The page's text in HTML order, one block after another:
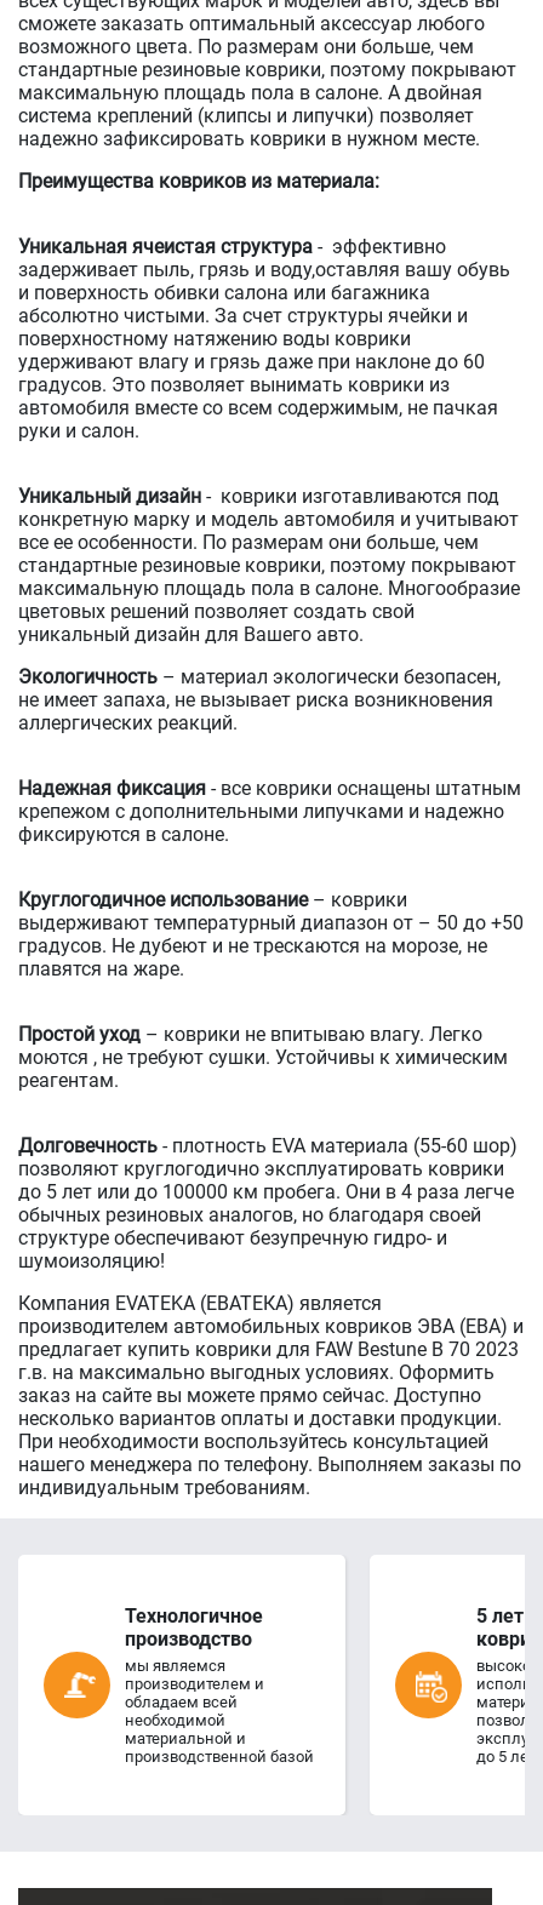
сможете заказать оптимальный аксессуар любого
возможного цвета. По размерам они больше, чем
стандартные резиновые коврики, поэтому покрывают
максимальную площадь пола в салоне. А двойная
система креплений (клипсы и липучки) позволяет
надежно зафиксировать коврики в нужном месте.
Преимущества ковриков из материала:
Уникальная ячеистая структура - эффективно
задерживает пыль, грязь и воду,оставляя вашу обувь
и поверхность обивки салона или багажника
абсолютно чистыми. За счет структуры ячейки и
поверхностному натяжению воды коврики
удерживают влагу и грязь даже при наклоне до 60
градусов. Это позволяет вынимать коврики из
автомобиля вместе со всем содержимым, не пачкая
руки и салон.
Уникальный дизайн - коврики изготавливаются под
конкретную марку и модель автомобиля и учитывают
все ее особенности. По размерам они больше, чем
стандартные резиновые коврики, поэтому покрывают
максимальную площадь пола в салоне. Многообразие
цветовых решений позволяет создать свой
уникальный дизайн для Вашего авто.
Экологичность – материал экологически безопасен,
не имеет запаха, не вызывает риска возникновения
аллергических реакций.
Надежная фиксация - все коврики оснащены штатным
крепежом с дополнительными липучками и надежно
фиксируются в салоне.
Круглогодичное использование– коврики
выдерживают температурный диапазон от – 50 до +50
градусов. Не дубеют и не трескаются на морозе, не
плавятся на жаре.
Простой уход – коврики не впитываю влагу. Легко
моются , не требуют сушки. Устойчивы к химическим
реагентам.
Долговечность - плотность EVA материала (55-60 шор)
позволяют круглогодично эксплуатировать коврики
до 5 лет или до 100000 км пробега. Они в 4 раза легче
обычных резиновых аналогов, но благодаря своей
структуре обеспечивают безупречную гидро- и
шумоизоляцию!
Компания EVATEKA (ЕВАТЕКА) является
производителем автомобильных ковриков ЭВА (ЕВА) и
предлагает купить коврики для FAW Bestune B 70 2023
г.в. на максимально выгодных условиях. Оформить
заказ на сайте вы можете прямо сейчас. Доступно
несколько вариантов оплаты и доставки продукции.
При необходимости воспользуйтесь консультацией
нашего менеджера по телефону. Выполняем заказы по
индивидуальным требованиям.
Технологичное
производство
мы являемся
производителем и
обладаем всей
необходимой
материальной и
производственной базой
5 лет
высокое
до 5 лет